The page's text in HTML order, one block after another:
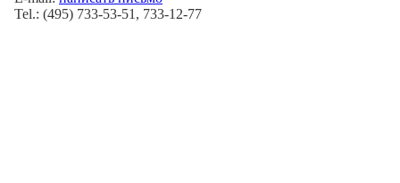
Tel.: (495) 733-53-51, 733-12-77